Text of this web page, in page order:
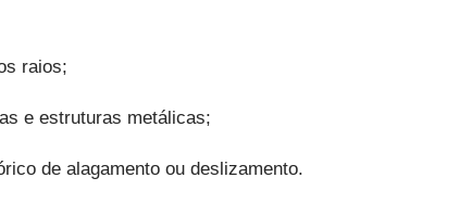
raios;
e estruturas metálicas;
de alagamento ou deslizamento.